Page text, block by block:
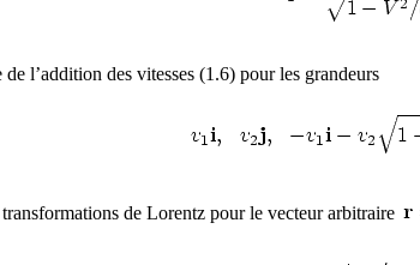
l’addition des vitesses (1.6) pour les grandeurs
de Lorentz pour le vecteur arbitraire